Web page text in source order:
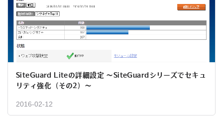
SiteGuard Liteの詳細設定 ～SiteGuardシリーズでセキュ
リティ強化（その2）～
2016-02-12